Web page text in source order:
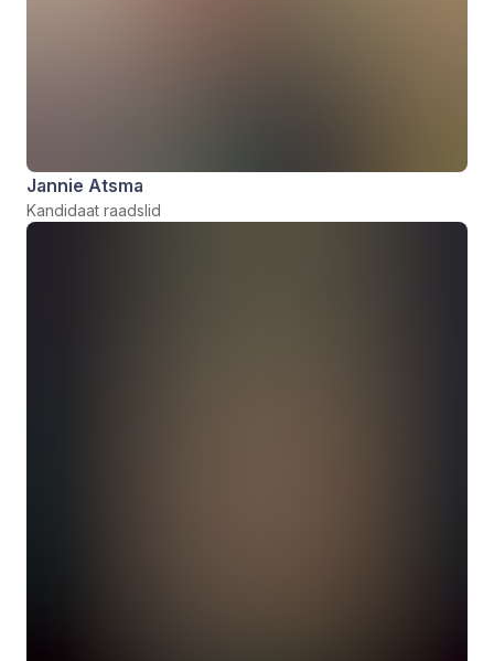
Jannie Atsma
Kandidaat raadslid